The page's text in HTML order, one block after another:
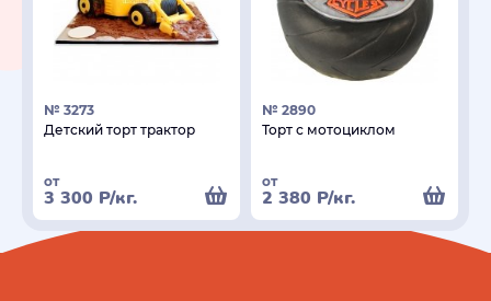
№ 3273
Детский торт трактор
от
3 300 Р/кг.
№ 2890
Торт с мотоциклом
от
2 380 Р/кг.